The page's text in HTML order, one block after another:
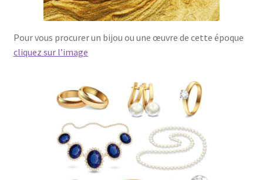
Pour vous procurer un bijou ou une œuvre de cette époque
cliquez sur l’image